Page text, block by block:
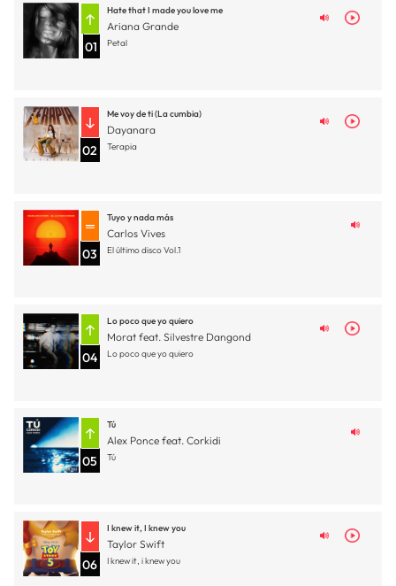
01
Hate that I made you love me
Ariana Grande
Petal
02
Me voy de ti (La cumbia)
Dayanara
Terapia
03
Tuyo y nada más
Carlos Vives
El último disco Vol.1
04
Lo poco que yo quiero
Morat feat. Silvestre Dangond
Lo poco que yo quiero
05
Tú
Alex Ponce feat. Corkidi
Tú
06
I knew it, I knew you
Taylor Swift
I knew it, i knew you